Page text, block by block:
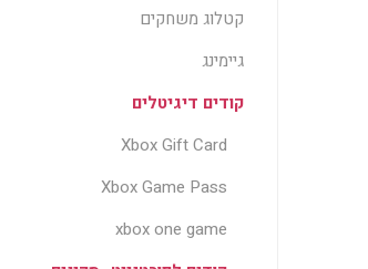
קטלוג משחקים
גיימינג
קודים דיגיטלים
Xbox Gift Card
Xbox Game Pass
xbox one game